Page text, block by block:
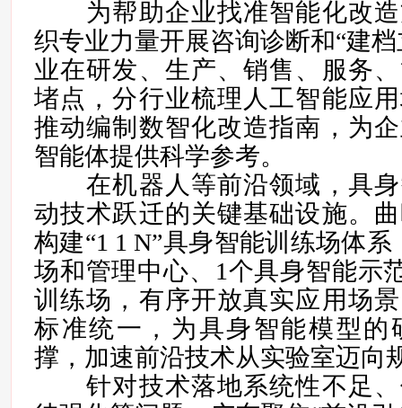
为帮助企业找准智能化改造
织专业力量开展咨询诊断和“建
业在研发、生产、销售、服务
堵点，分行业梳理人工智能应
推动编制数智化改造指南，为
智能体提供科学参考。
在机器人等前沿领域，具身
动技术跃迁的关键基础设施。
构建“1 1 N”具身智能训练场体
场和管理中心、1个具身智能示
训练场，有序开放真实应用场
标准统一，为具身智能模型的
撑，加速前沿技术从实验室迈向
针对技术落地系统性不足、